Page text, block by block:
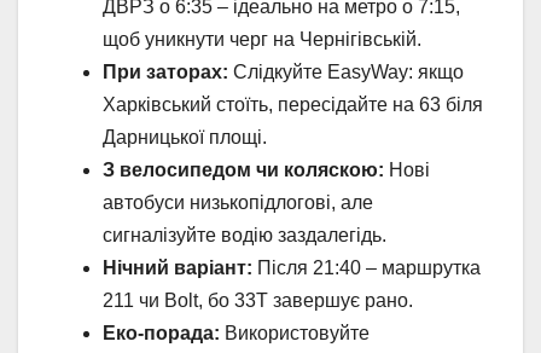
ДВРЗ о 6:35 – ідеально на метро о 7:15,
щоб уникнути черг на Чернігівській.
При заторах: Слідкуйте EasyWay: якщо
Харківський стоїть, пересідайте на 63 біля
Дарницької площі.
З велосипедом чи коляскою: Нові
автобуси низькопідлогові, але
сигналізуйте водію заздалегідь.
Нічний варіант: Після 21:40 – маршрутка
211 чи Bolt, бо 33Т завершує рано.
Еко-порада: Використовуйте